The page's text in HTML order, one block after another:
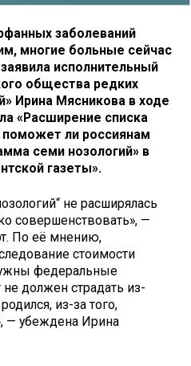
заболеваний
многие больные сейчас
исполнительный
общества редких
Ирина Мясникова в ходе
«Расширение списка
ли россиянам
семи нозологий» в
газеты».
не расширялась
совершенствовать», —
По её мнению,
стоимости
федеральные
должен страдать из-
из-за того,
— убеждена Ирина